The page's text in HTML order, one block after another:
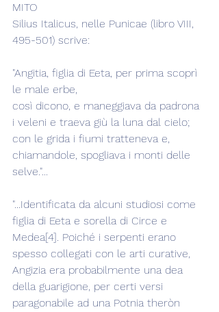
MITO
Silius Italicus, nelle Punicae (libro VIII,
495-501) scrive:
"Angitia, figlia di Eeta, per prima scoprì
le male erbe,
così dicono, e maneggiava da padrona
i veleni e traeva giù la luna dal cielo;
con le grida i fiumi tratteneva e,
chiamandole, spogliava i monti delle
selve."...
"...Identificata da alcuni studiosi come
figlia di Eeta e sorella di Circe e
Medea[4]. Poiché i serpenti erano
spesso collegati con le arti curative,
Angizia era probabilmente una dea
della guarigione, per certi versi
paragonabile ad una Potnia theròn